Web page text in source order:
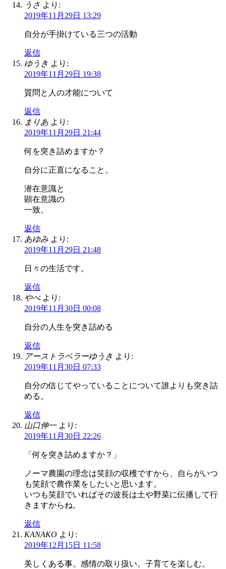
うさ より:
2019年11月29日 13:29
自分が手掛けている三つの活動
返信
ゆうき より:
2019年11月29日 19:38
質問と人の才能について
返信
まりあ より:
2019年11月29日 21:44
何を突き詰めますか？
自分に正直になること。
潜在意識と
顕在意識の
一致。
返信
あゆみ より:
2019年11月29日 21:48
日々の生活です。
返信
やべ より:
2019年11月30日 00:08
自分の人生を突き詰める
返信
アーストラベラーゆうき より:
2019年11月30日 07:33
自分の信じてやっていることについて誰よりも突き詰
める。
返信
山口伸一 より:
2019年11月30日 22:26
「何を突き詰めますか？」
ノーマ農園の理念は笑顔の収穫ですから、自らがいつ
も笑顔で農作業をしたいと思います。
いつも笑顔でいればその波長は土や野菜に伝播して行
きますからね。
返信
KANAKO より:
2019年12月15日 11:58
美しくある事。感情の取り扱い。子育てを楽しむ。